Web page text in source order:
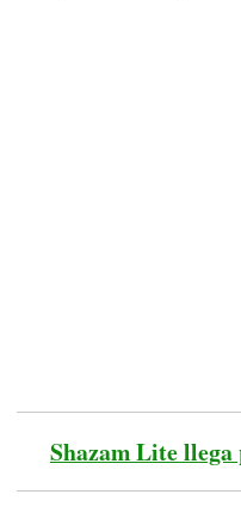
Shazam Lite llega